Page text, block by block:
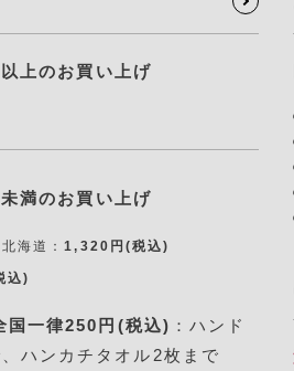
上のお買い上げ
満のお買い上げ
北海道：1,320円(税込)
込)
国一律250円(税込) ：ハンド
ハンカチタオル2枚まで